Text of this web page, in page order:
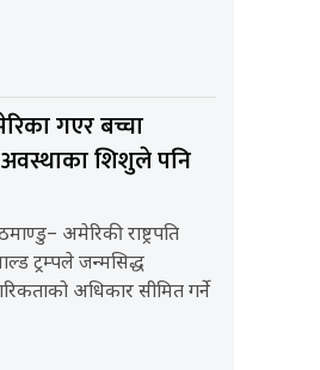
गएर बच्चा
अवस्थाका शिशुले पनि
अमेरिकी राष्ट्रपति
ट्रम्पले जन्मसिद्ध
अधिकार सीमित गर्ने